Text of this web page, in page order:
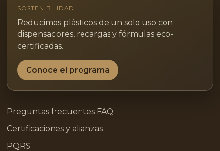
SOSTENIBILIDAD
Reducimos plásticos de un solo uso con
dispensadores, recargas y fórmulas eco-
certificadas.
Conoce el programa
Preguntas frecuentes FAQ
Certificaciones y alianzas
PQRS